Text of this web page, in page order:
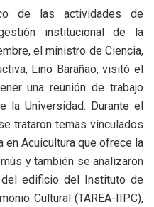
de las actividades de
institucional de la
el ministro de Ciencia,
Lino Barañao, visitó el
una reunión de trabajo
la Universidad. Durante el
trataron temas vinculados
en Acuicultura que ofrece la
y también se analizaron
edificio del Instituto de
Cultural (TAREA-IIPC),